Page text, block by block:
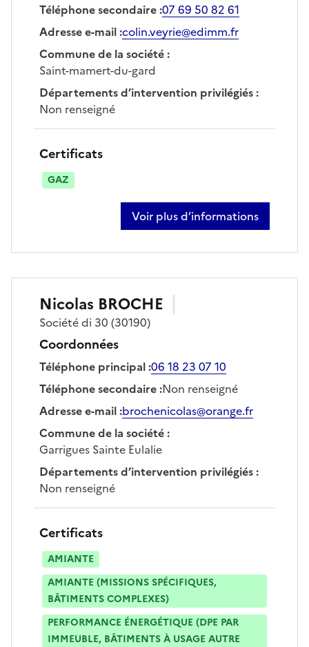
Téléphone secondaire:07 69 50 82 61
Adresse e-mail:colin.veyrie@edimm.fr
Commune de la société:
Saint-mamert-du-gard
Départements d’intervention privilégiés:
Non renseigné
Certificats
GAZ
Voir plus d’informations
sur colin veyrie
Nicolas BROCHE
Sociétédi 30 (30190)
Coordonnées
Téléphone principal:06 18 23 07 10
Téléphone secondaire:Non renseigné
Adresse e-mail:brochenicolas@orange.fr
Commune de la société:
Garrigues Sainte Eulalie
Départements d’intervention privilégiés:
Non renseigné
Certificats
AMIANTE
AMIANTE (MISSIONS SPÉCIFIQUES,
BÂTIMENTS COMPLEXES)
PERFORMANCE ÉNERGÉTIQUE (DPE PAR
IMMEUBLE, BÂTIMENTS À USAGE AUTRE